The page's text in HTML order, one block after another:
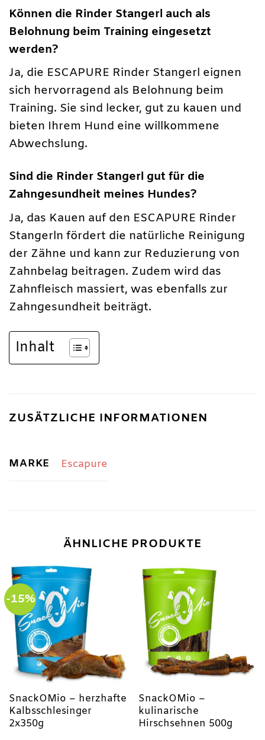
Können die Rinder Stangerl auch als
Belohnung beim Training eingesetzt
werden?
Ja, die ESCAPURE Rinder Stangerl eignen
sich hervorragend als Belohnung beim
Training. Sie sind lecker, gut zu kauen und
bieten Ihrem Hund eine willkommene
Abwechslung.
Sind die Rinder Stangerl gut für die
Zahngesundheit meines Hundes?
Ja, das Kauen auf den ESCAPURE Rinder
Stangerln fördert die natürliche Reinigung
der Zähne und kann zur Reduzierung von
Zahnbelag beitragen. Zudem wird das
Zahnfleisch massiert, was ebenfalls zur
Zahngesundheit beiträgt.
Inhalt
ZUSÄTZLICHE INFORMATIONEN
MARKE Escapure
ÄHNLICHE PRODUKTE
-15%
SnackOMio – herzhafte
Kalbsschlesinger
2x350g
SnackOMio –
kulinarische
Hirschsehnen 500g